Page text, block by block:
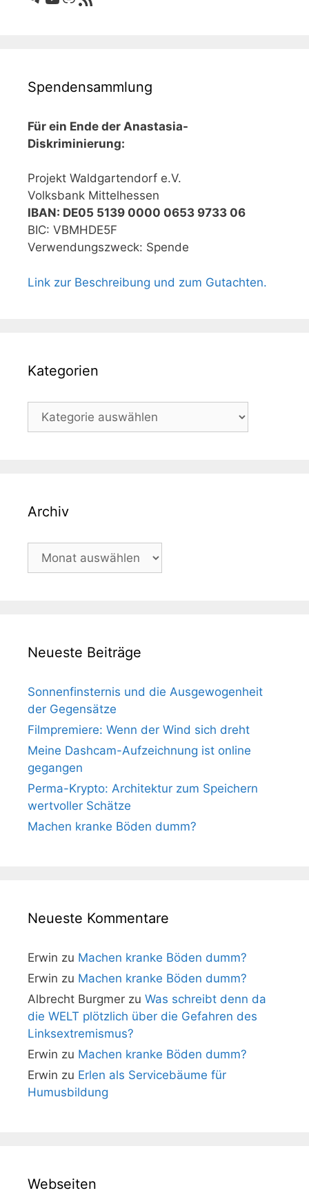
Spendensammlung
Für ein Ende der Anastasia-
Diskriminierung:
Projekt Waldgartendorf e.V.
Volksbank Mittelhessen
IBAN: DE05 5139 0000 0653 9733 06
BIC: VBMHDE5F
Verwendungszweck: Spende
Link zur Beschreibung und zum Gutachten.
Kategorien
Kategorien
Archiv
Archiv
Neueste Beiträge
Sonnenfinsternis und die Ausgewogenheit
der Gegensätze
Filmpremiere: Wenn der Wind sich dreht
Meine Dashcam-Aufzeichnung ist online
gegangen
Perma-Krypto: Architektur zum Speichern
wertvoller Schätze
Machen kranke Böden dumm?
Neueste Kommentare
Erwin zu Machen kranke Böden dumm?
Erwin zu Machen kranke Böden dumm?
Albrecht Burgmer zu Was schreibt denn da
die WELT plötzlich über die Gefahren des
Linksextremismus?
Erwin zu Machen kranke Böden dumm?
Erwin zu Erlen als Servicebäume für
Humusbildung
Webseiten